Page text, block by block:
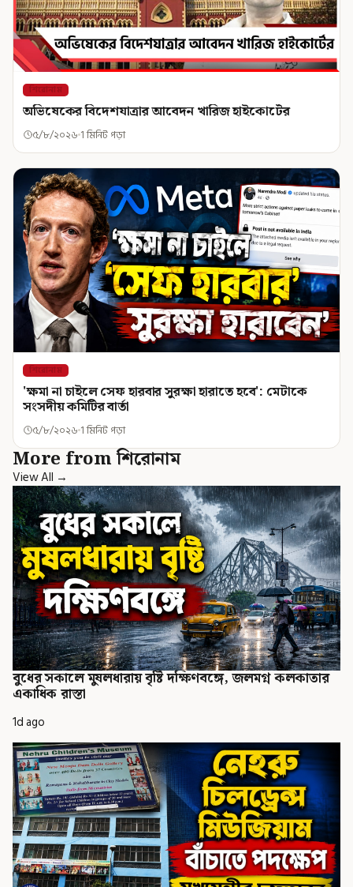
শিরোনাম
অভিষেকের বিদেশযাত্রার আবেদন খারিজ হাইকোর্টের
৫/৮/২০২৬ 1 মিনিট পড়া
শিরোনাম
'ক্ষমা না চাইলে সেফ হারবার সুরক্ষা হারাতে হবে': মেটাকে
সংসদীয় কমিটির বার্তা
৫/৮/২০২৬ 1 মিনিট পড়া
More from শিরোনাম
View All →
বুধের সকালে মুষলধারায় বৃষ্টি দক্ষিণবঙ্গে, জলমগ্ন কলকাতার
একাধিক রাস্তা
1d ago